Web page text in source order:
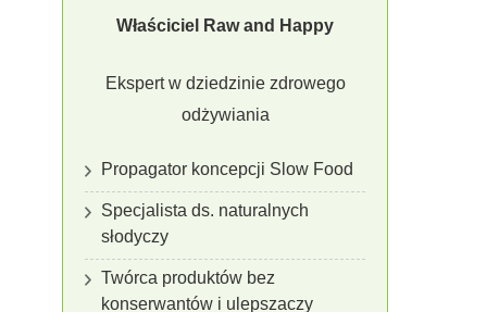
Właściciel Raw and Happy
Ekspert w dziedzinie zdrowego
odżywiania
Propagator koncepcji Slow Food
Specjalista ds. naturalnych
słodyczy
Twórca produktów bez
konserwantów i ulepszaczy